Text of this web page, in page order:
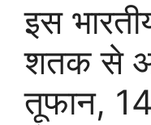
इस
शतक से
तूफान,